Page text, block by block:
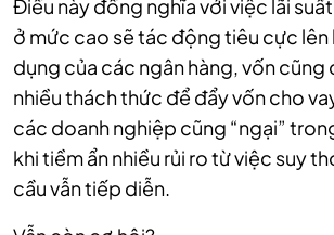
Điều này đồng nghĩa với việc lãi
ở mức cao sẽ tác động tiêu cực
dụng của các ngân hàng, vốn cũng
nhiều thách thức để đẩy vốn cho
các doanh nghiệp cũng “ngại”
khi tiềm ẩn nhiều rủi ro từ việc suy
cầu vẫn tiếp diễn.